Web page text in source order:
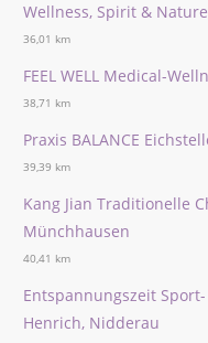
Wellness, Spirit & Nature
36,01 km
FEEL WELL Medical-
38,71 km
Praxis BALANCE
39,39 km
Kang Jian Traditionelle
Münchhausen
40,41 km
Entspannungszeit
Henrich, Nidderau